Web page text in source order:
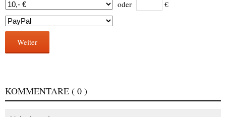
oder €
Weiter
KOMMENTARE ( 0 )